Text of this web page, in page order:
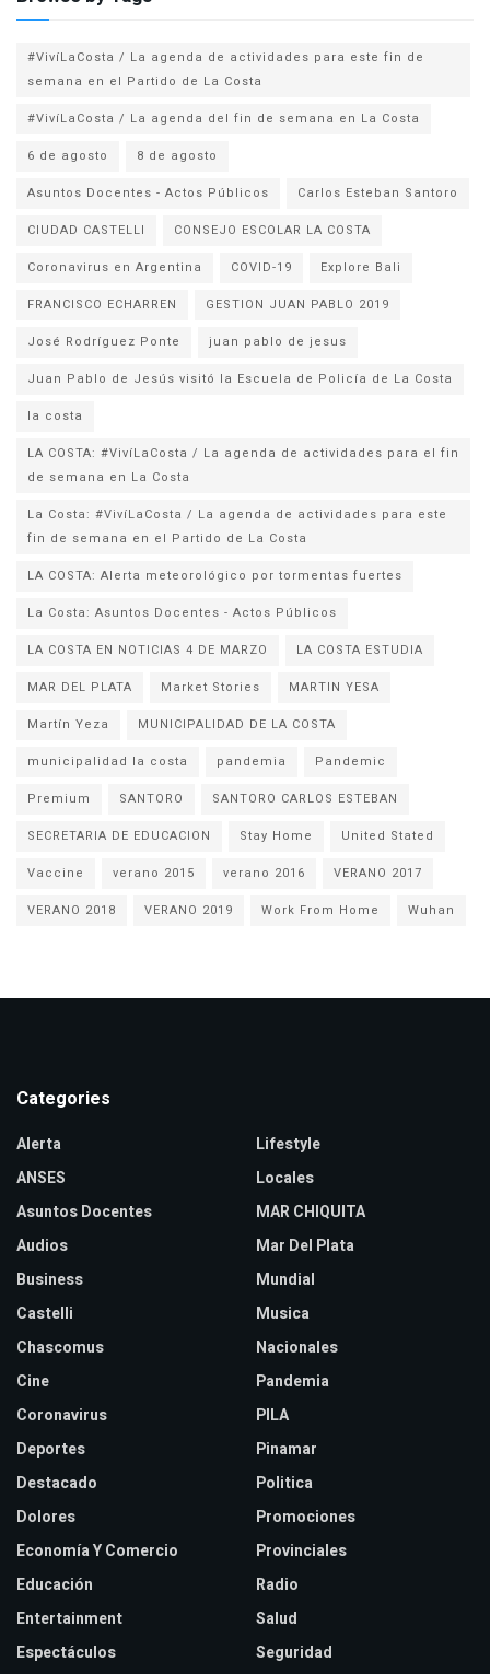
#VivíLaCosta / La agenda de actividades para este fin de
semana en el Partido de La Costa
#VivíLaCosta / La agenda del fin de semana en La Costa
6 de agosto
8 de agosto
Asuntos Docentes - Actos Públicos
Carlos Esteban Santoro
CIUDAD CASTELLI
CONSEJO ESCOLAR LA COSTA
Coronavirus en Argentina
COVID-19
Explore Bali
FRANCISCO ECHARREN
GESTION JUAN PABLO 2019
José Rodríguez Ponte
juan pablo de jesus
la costa
LA COSTA: #VivíLaCosta / La agenda de actividades para el fin
de semana en La Costa
La Costa: #VivíLaCosta / La agenda de actividades para este
fin de semana en el Partido de La Costa
LA COSTA: Alerta meteorológico por tormentas fuertes
La Costa: Asuntos Docentes - Actos Públicos
LA COSTA EN NOTICIAS 4 DE MARZO
LA COSTA ESTUDIA
MAR DEL PLATA
Market Stories
MARTIN YESA
Martín Yeza
MUNICIPALIDAD DE LA COSTA
municipalidad la costa
pandemia
Pandemic
Premium
SANTORO
SANTORO CARLOS ESTEBAN
SECRETARIA DE EDUCACION
Stay Home
United Stated
Vaccine
verano 2015 verano 2016
VERANO 2017
VERANO 2018
VERANO 2019 Work From Home Wuhan
Categories
Alerta
ANSES
Asuntos Docentes
Audios
Business
Castelli
Chascomus
Cine
Coronavirus
Deportes
Destacado
Dolores
Economía Y Comercio
Educación
Entertainment
Espectáculos
Lifestyle
Locales
MAR CHIQUITA
Mar Del Plata
Mundial
Musica
Nacionales
Pandemia
PILA
Pinamar
Politica
Promociones
Provinciales
Radio
Salud
Seguridad